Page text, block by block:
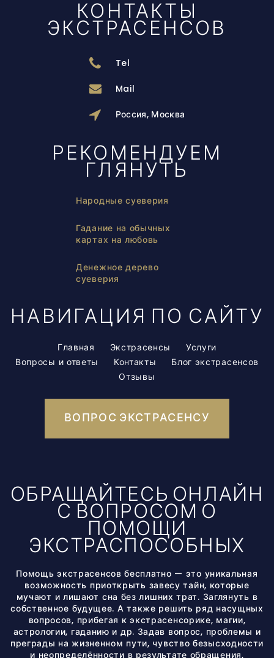
КОНТАКТЫ
ЭКСТРАСЕНСОВ
Tel
Mail
Россия, Москва
РЕКОМЕНДУЕМ
ГЛЯНУТЬ
Народные суеверия
Гадание на обычных
картах на любовь
Денежное дерево
суеверия
НАВИГАЦИЯ ПО САЙТУ
Главная Экстрасенсы
Услуги
Вопросы и ответы
Контакты
Блог экстрасенсов
Отзывы
ВОПРОС ЭКСТРАСЕНСУ
ОБРАЩАЙТЕСЬ ОНЛАЙН
С ВОПРОСОМ О
ПОМОЩИ
ЭКСТРАСПОСОБНЫХ
Помощь экстрасенсов бесплатно — это уникальная
возможность приоткрыть завесу тайн, которые
мучают и лишают сна без лишних трат. Заглянуть в
собственное будущее. А также решить ряд насущных
вопросов, прибегая к экстрасенсорике, магии,
астрологии, гаданию и др. Задав вопрос, проблемы и
преграды на жизненном пути, чувство безысходности
и неопределённости в результате обращения,